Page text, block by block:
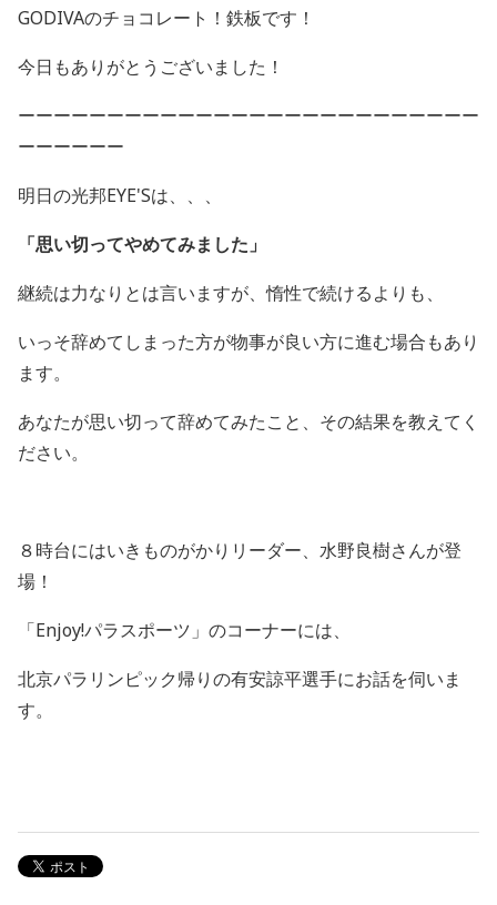
GODIVAのチョコレート！鉄板です！
今日もありがとうございました！
ーーーーーーーーーーーーーーーーーーーーーーーーーー
ーーーーーー
明日の光邦EYE'Sは、、、
「思い切ってやめてみました 」
継続は力なりとは言いますが、惰性で続けるよりも、
いっそ辞めてしまった方が物事が良い方に進む場合もあり
ます。
あなたが思い切って辞めてみたこと、その結果を教えてく
ださい。
８時台にはいきものがかりリーダー、水野良樹さんが登
場！
「Enjoy!パラスポーツ」 のコーナーには、
北京パラリンピック帰りの有安諒平選手にお話を伺いま
す。